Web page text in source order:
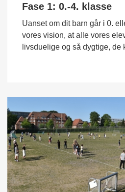
Fase 1: 0.-4. klasse
Uanset om dit barn går i 0.
vores vision, at alle vores
livsduelige og så dygtige, de